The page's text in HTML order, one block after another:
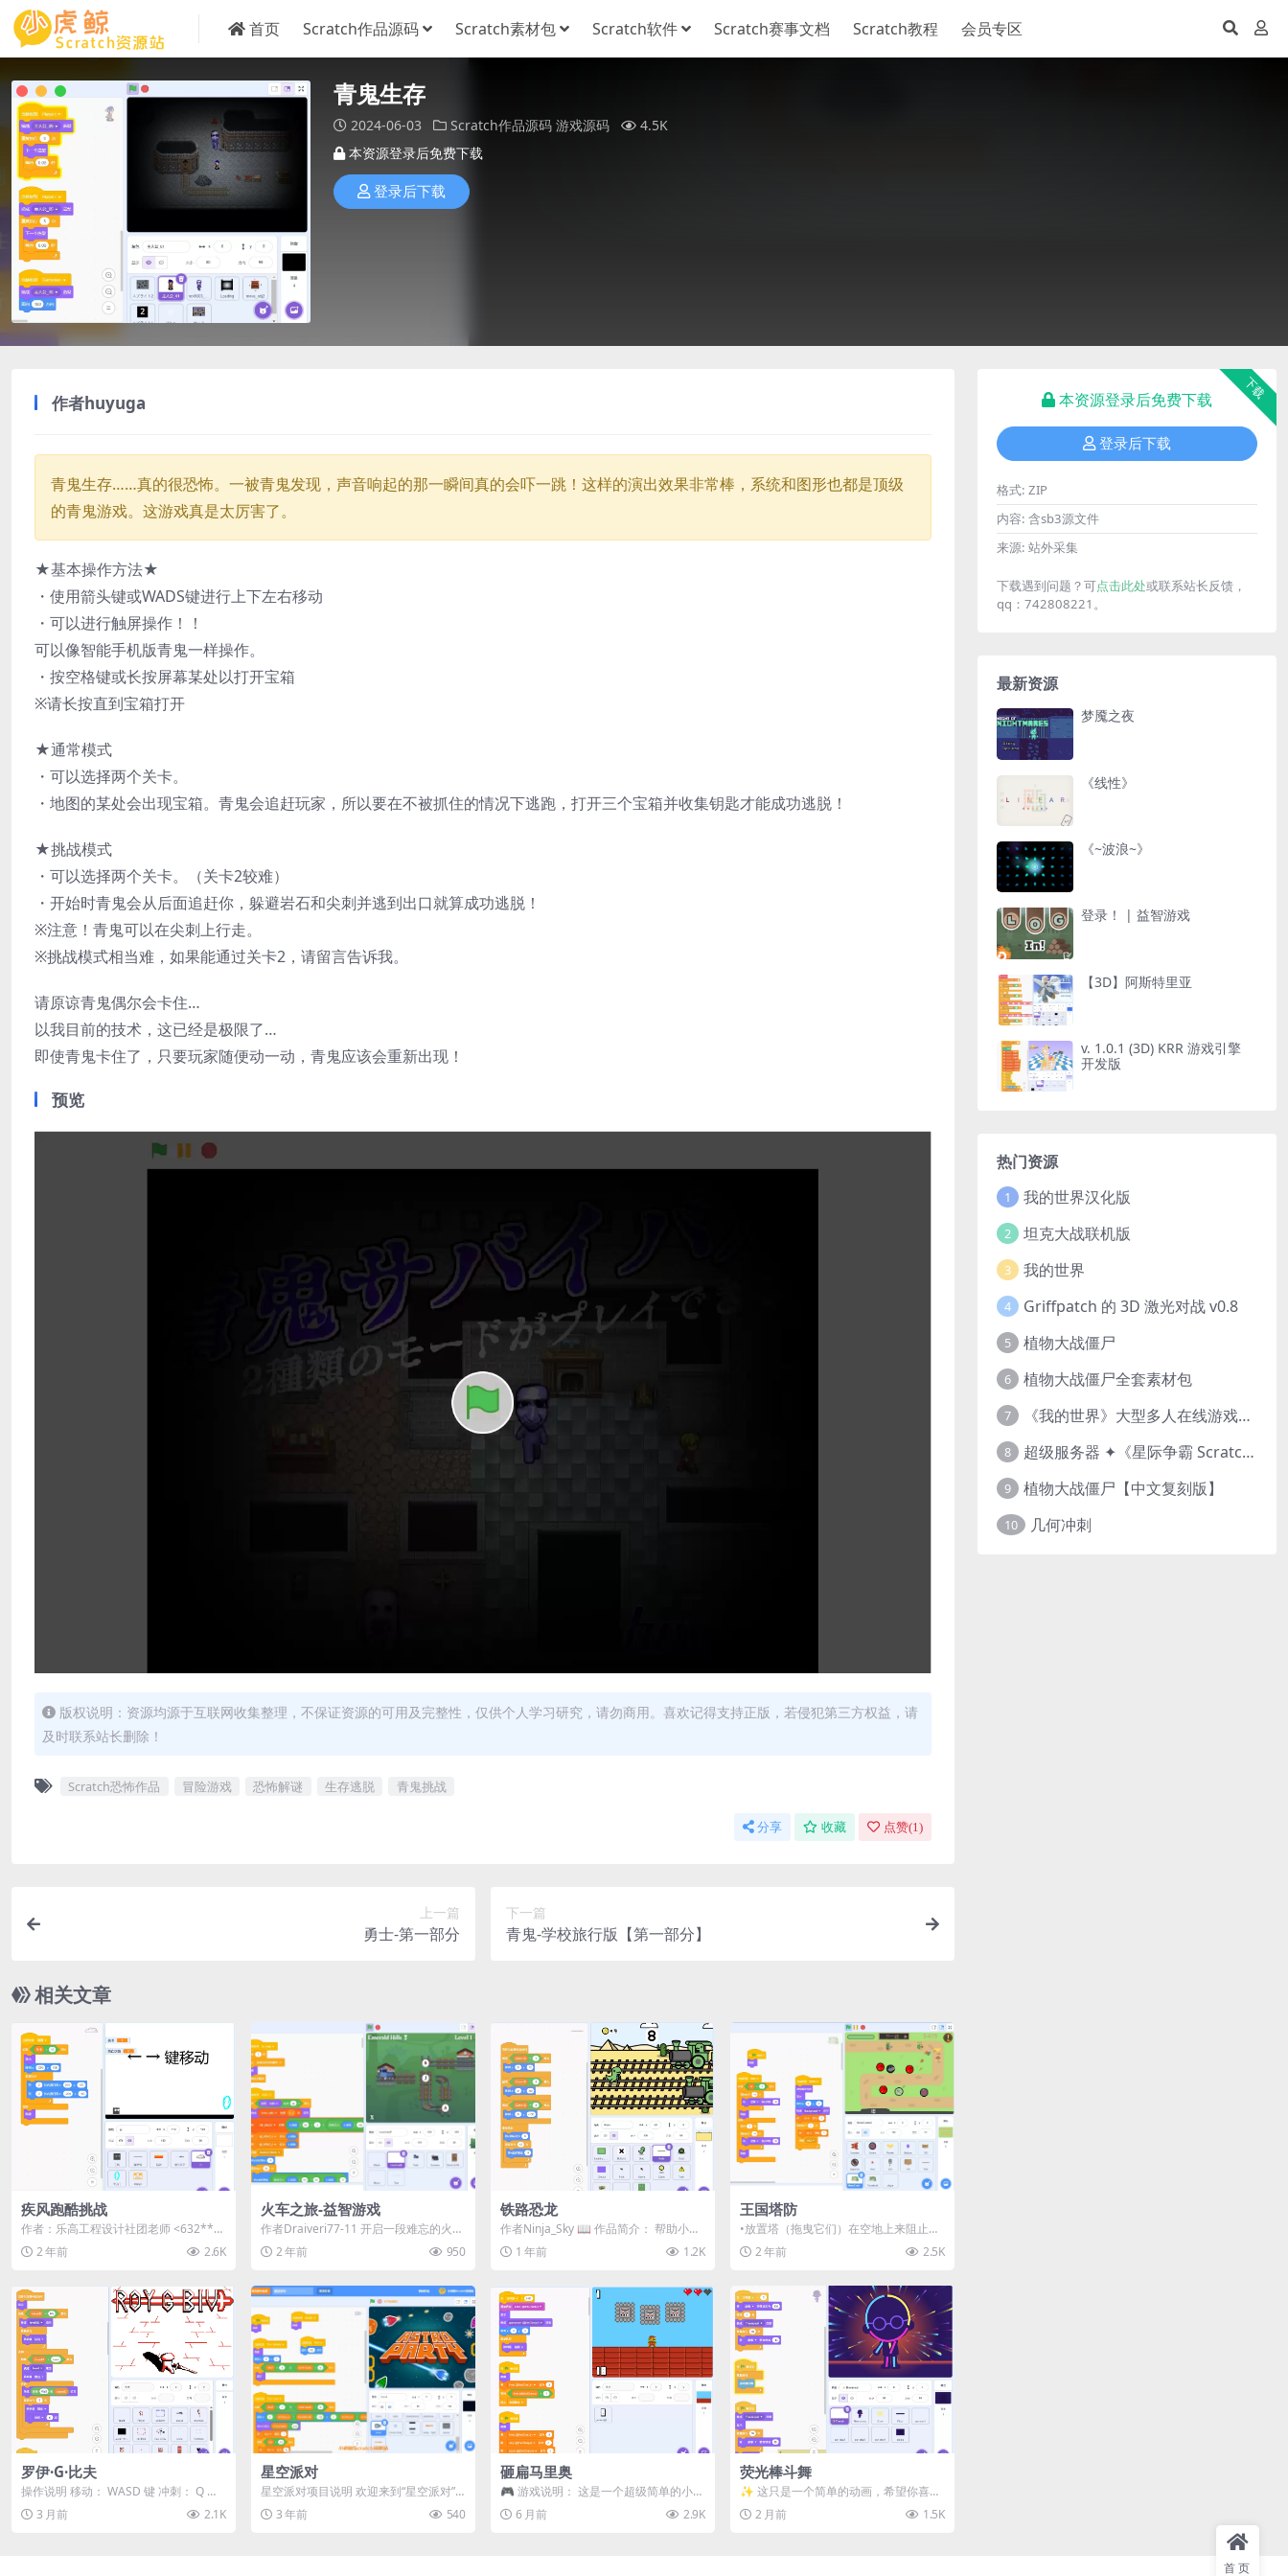
首页 Scratch作品源码 Scratch素材包 Scratch软件 Scratch赛事文档 Scratch教程 会员专区
青鬼生存
2024-06-03 Scratch作品源码 游戏源码
4.5K
本资源登录后免费下载
登录后下载
作者huyuga
青鬼生存……真的很恐怖。一被青鬼发现，声音响起的那一瞬间真的会吓一跳！这样的演出效果非常棒，系统和图形也都是顶级
的青鬼游戏。这游戏真是太厉害了。
★基本操作方法★
・使用箭头键或WADS键进行上下左右移动
・可以进行触屏操作！！
可以像智能手机版青鬼一样操作。
・按空格键或长按屏幕某处以打开宝箱
※请长按直到宝箱打开
★通常模式
・可以选择两个关卡。
・地图的某处会出现宝箱。青鬼会追赶玩家，所以要在不被抓住的情况下逃跑，打开三个宝箱并收集钥匙才能成功逃脱！
★挑战模式
・可以选择两个关卡。（关卡2较难）
・开始时青鬼会从后面追赶你，躲避岩石和尖刺并逃到出口就算成功逃脱！
※注意！青鬼可以在尖刺上行走。
※挑战模式相当难，如果能通过关卡2，请留言告诉我。
请原谅青鬼偶尔会卡住…
以我目前的技术，这已经是极限了…
即使青鬼卡住了，只要玩家随便动一动，青鬼应该会重新出现！
预览
版权说明：资源均源于互联网收集整理，不保证资源的可用及完整性，仅供个人学习研究，请勿商用。喜欢记得支持正版，若侵犯第三方权益，请
及时联系站长删除！
Scratch恐怖作品 冒险游戏 恐怖解谜 生存逃脱 青鬼挑战
分享 收藏 点赞(1)
上一篇
勇士-第一部分
下一篇
青鬼-学校旅行版【第一部分】
相关文章
疾风跑酷挑战
作者：乐高工程设计社团老师 <632***
876@qq.com> |...
2 年前 2.6K
火车之旅-益智游戏
作者Draiveri77-11 开启一段难忘的火车
之旅，穿越6个不同的世界，挑战...
2 年前 950
铁路恐龙
作者Ninja_Sky 📖 作品简介：​ 帮助小恐
龙穿越沙漠，躲避疾驰的火车并收...
1 年前 1.2K
王国塔防
•放置塔（拖曳它们）在空地上来阻止敌
人 •敌人会试图走到路的终点 •共有30种
敌...2 年前 2.5K
罗伊·G·比夫
操作说明 移动： WASD 键 冲刺： Q 键 /
E 键 瞄准： 鼠标 攻击：...
3 月前 2.1K
星空派对
星空派对项目说明 欢迎来到“星空派对”
项目！这是一个专为小朋友设计的Scrat
c... 3 年前 540
砸扁马里奥
🎮 游戏说明： 这是一个超级简单的小游
戏： 👉 只需点击其中一个铁锤来砸扁马
里奥...6 月前 2.9K
荧光棒斗舞
✨ 这只是一个简单的动画，希望你喜
欢！:D
2 月前 1.5K
下载
本资源登录后免费下载
登录后下载
格式: ZIP
内容: 含sb3源文件
来源: 站外采集
下载遇到问题？可点击此处或联系站长反馈，
qq：742808221。
最新资源
梦魇之夜
《线性》
《~波浪~》
登录！ | 益智游戏
【3D】阿斯特里亚
v. 1.0.1 (3D) KRR 游戏引擎
开发版
热门资源
1 我的世界汉化版
2 坦克大战联机版
3 我的世界
4 Griffpatch 的 3D 激光对战 v0.8
5 植物大战僵尸
6 植物大战僵尸全套素材包
7 《我的世界》大型多人在线游戏（MMO）v1.7
8 超级服务器 ✦《星际争霸 Scratch（经典版本）》
9 植物大战僵尸【中文复刻版】
10 几何冲刺
首页